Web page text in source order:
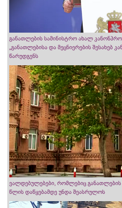
განათლების სამინისტრო ახალ
„განათლებისა და მეცნიერების შესახებ
წარუდგენს
ვალდებულებები, რომლებიც
წლის დაწყებამდე უნდა შეასრულოს